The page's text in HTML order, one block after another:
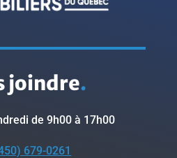
joindre.
de 9h00 à 17h00
679-0261